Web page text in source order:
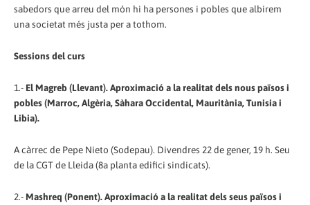
sabedors que arreu del món hi ha persones i pobles que albirem
una societat més justa per a tothom.
Sessions del curs
1.- El Magreb (Llevant). Aproximació a la realitat dels nous països i
pobles (Marroc, Algèria, Sàhara Occidental, Mauritània, Tunisia i
Libia).
A càrrec de Pepe Nieto (Sodepau). Divendres 22 de gener, 19 h. Seu
de la CGT de Lleida (8a planta edifici sindicats).
2.- Mashreq (Ponent). Aproximació a la realitat dels seus països i